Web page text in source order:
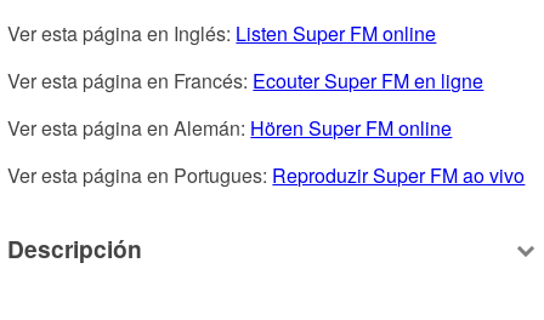
Ver esta página en Inglés: Listen Super FM online
Ver esta página en Francés: Ecouter Super FM en ligne
Ver esta página en Alemán: Hören Super FM online
Ver esta página en Portugues: Reproduzir Super FM ao vivo
Descripción